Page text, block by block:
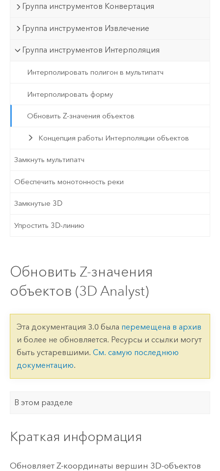
Группа инструментов Конвертация
Группа инструментов Извлечение
Группа инструментов Интерполяция
Интерполировать полигон в мультипатч
Интерполировать форму
Обновить Z-значения объектов
Концепция работы Интерполяции объектов
Замкнуть мультипатч
Обеспечить монотонность реки
Замкнутые 3D
Упростить 3D-линию
Обновить Z-значения
объектов (3D Analyst)
Эта документация 3.0 была перемещена в архив
и более не обновляется. Ресурсы и ссылки могут
быть устаревшими. См. самую последнюю
документацию.
В этом разделе
Краткая информация
Обновляет Z-координаты вершин 3D-объектов